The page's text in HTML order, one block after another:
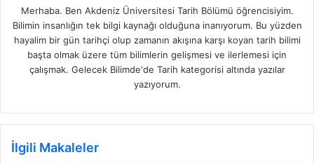
Merhaba. Ben Akdeniz Üniversitesi Tarih Bölümü öğrencisiyim.
Bilimin insanlığın tek bilgi kaynağı olduğuna inanıyorum. Bu yüzden
hayalim bir gün tarihçi olup zamanın akışına karşı koyan tarih bilimi
başta olmak üzere tüm bilimlerin gelişmesi ve ilerlemesi için
çalışmak. Gelecek Bilimde'de Tarih kategorisi altında yazılar
yazıyorum.
İlgili Makaleler